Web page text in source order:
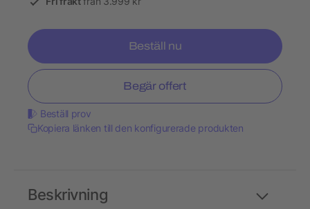
Beställ nu
Begär offert
Beställ prov
Kopiera länken till den konfigurerade produkten
Beskrivning